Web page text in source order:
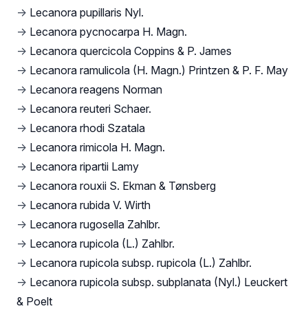
→ Lecanora pupillaris Nyl.
→ Lecanora pycnocarpa H. Magn.
→ Lecanora quercicola Coppins & P. James
→ Lecanora ramulicola (H. Magn.) Printzen & P. F. May
→ Lecanora reagens Norman
→ Lecanora reuteri Schaer.
→ Lecanora rhodi Szatala
→ Lecanora rimicola H. Magn.
→ Lecanora ripartii Lamy
→ Lecanora rouxii S. Ekman & Tønsberg
→ Lecanora rubida V. Wirth
→ Lecanora rugosella Zahlbr.
→ Lecanora rupicola (L.) Zahlbr.
→ Lecanora rupicola subsp. rupicola (L.) Zahlbr.
→ Lecanora rupicola subsp. subplanata (Nyl.) Leuckert
& Poelt